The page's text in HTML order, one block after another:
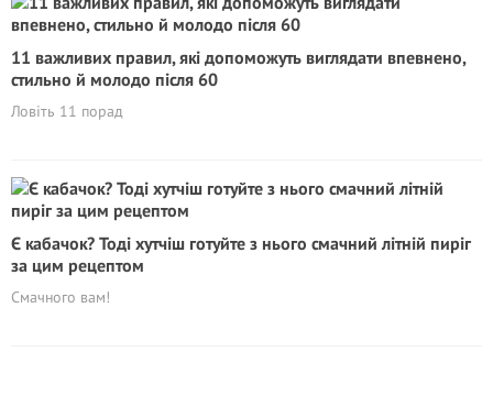
11 важливих правил, які допоможуть виглядати впевнено,
стильно й молодо після 60
Ловіть 11 порад
Є кабачок? Тоді хутчіш готуйте з нього смачний літній пиріг
за цим рецептом
Смачного вам!